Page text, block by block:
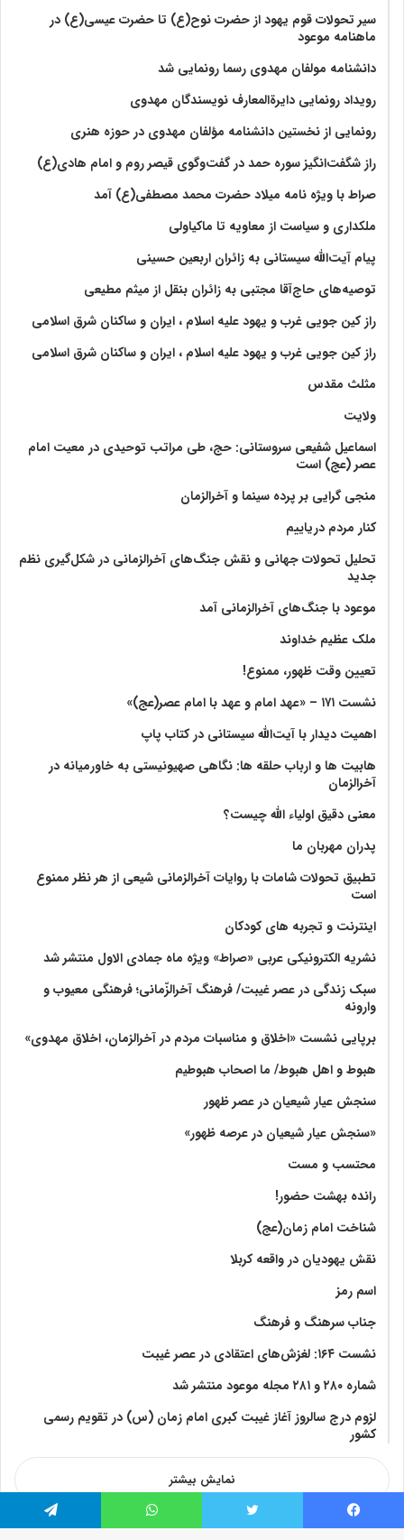
سیر تحولات قوم یهود از حضرت نوح(ع) تا حضرت عیسی(ع) در
ماهنامه موعود
دانشنامه مولفان مهدوی رسما رونمایی شد
رویداد رونمایی دایرةالمعارف نویسندگان مهدوی
رونمایی از نخستین دانشنامه مؤلفان مهدوی در حوزه هنری
راز شگفت‌انگیز سوره حمد در گفت‌وگوی قیصر روم و امام هادی(ع)
صراط با ویژه نامه میلاد حضرت محمد مصطفی(ع) آمد
ملکداری و سیاست از معاویه تا ماکیاولی
پیام آیت‌الله سیستانی به زائران اربعین حسینی
توصیه‌های حاج‌آقا مجتبی به زائران بنقل از میثم مطیعی
راز کین جویی غرب و یهود علیه اسلام ، ایران و ساکنان شرق اسلامی
راز کین جویی غرب و یهود علیه اسلام ، ایران و ساکنان شرق اسلامی
مثلث مقدس
ولايت‏
اسماعیل شفیعی سروستانی: حج، طی مراتب توحیدی در معیت امام
عصر (عج) است
منجی گرایی بر پرده سینما و آخرالزمان
کنار مردم دریاییم
تحلیل تحولات جهانی و نقش جنگ‌های آخرالزمانی در شکل‌گیری نظم
جدید
موعود با جنگ‌های آخرالزمانی آمد
ملک عظیم خداوند
تعیین وقت ظهور، ممنوع!
نشست ۱۷۱ – «عهد امام و عهد با امام عصر(عج)»
اهمیت دیدار با آیت‌الله سیستانی در کتاب پاپ
هابیت ها و ارباب حلقه ها: نگاهی صهیونیستی به خاورمیانه در
آخرالزمان
معنی دقیق اولیاء الله چیست؟
پدران مهربان ما
تطبیق تحولات شامات با روایات آخرالزمانی شیعی از هر نظر ممنوع
است
اینترنت و تجربه های کودکان
نشریه الکترونیکی عربی «صراط» ویژه ماه جمادی الاول منتشر شد
سبک زندگی در عصر غیبت/ فرهنگ آخرالزّمانی؛ فرهنگی معیوب و
وارونه
برپایی نشست «اخلاق و مناسبات مردم در آخرالزمان، اخلاق مهدوی»
هبوط و اهل هبوط/ ما اصحاب هبوطیم
سنجش عیار شیعیان در عصر ظهور
«سنجش عیار شیعیان در عرصه ظهور»
محتسب و مست
رانده بهشت‌ حضور!
شناخت امام زمان(عج)
نقش یهودیان در واقعه کربلا
اسم رمز
جناب سرهنگ و فرهنگ
نشست ۱۶۴: لغزش‌های اعتقادی در عصر غیبت
شماره ۲۸۰ و ۲۸۱ مجله موعود منتشر شد
لزوم درج سالروز آغاز غیبت کبری امام زمان (س) در تقویم رسمی
کشور
نمایش بیشتر
فیس بوک توییتر واتس آپ تلگرام